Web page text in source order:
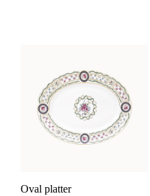
Oval platter